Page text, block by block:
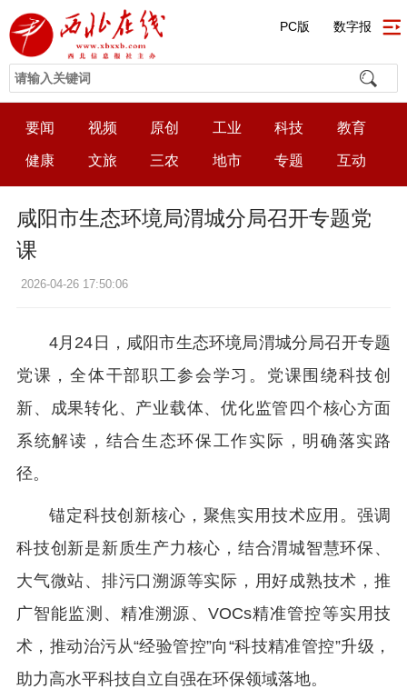
PC版 数字报
要闻 视频 原创 工业 科技 教育
健康 文旅 三农 地市 专题 互动
咸阳市生态环境局渭城分局召开专题党
课
2026-04-26 17:50:06
4月24日，咸阳市生态环境局渭城分局召开专题
党课，全体干部职工参会学习。党课围绕科技创
新、成果转化、产业载体、优化监管四个核心方面
系统解读，结合生态环保工作实际，明确落实路
径。
锚定科技创新核心，聚焦实用技术应用。强调
科技创新是新质生产力核心，结合渭城智慧环保、
大气微站、排污口溯源等实际，用好成熟技术，推
广智能监测、精准溯源、VOCs精准管控等实用技
术，推动治污从“经验管控”向“科技精准管控”升级，
助力高水平科技自立自强在环保领域落地。